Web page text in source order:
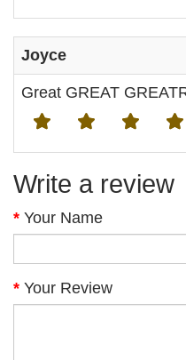
Joyce
Great GREAT
Write a review
Your Name
Your Review